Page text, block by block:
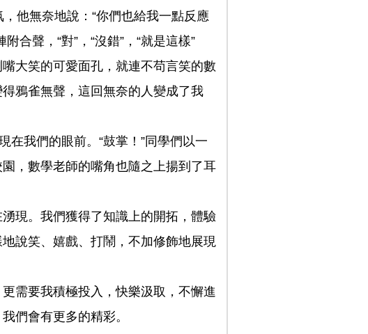
他無奈地說：“你們也給我一點反應
合聲，“對”，“沒錯”，“就是這樣”
大笑的可愛面孔，就連不苟言笑的數
鴉雀無聲，這回無奈的人變成了我
在我們的眼前。“鼓掌！”同學們以一
，數學老師的嘴角也隨之上揚到了耳
現。我們獲得了知識上的開拓，體驗
說笑、嬉戲、打鬧，不加修飾地展現
需要我積極投入，快樂汲取，不懈進
們會有更多的精彩。